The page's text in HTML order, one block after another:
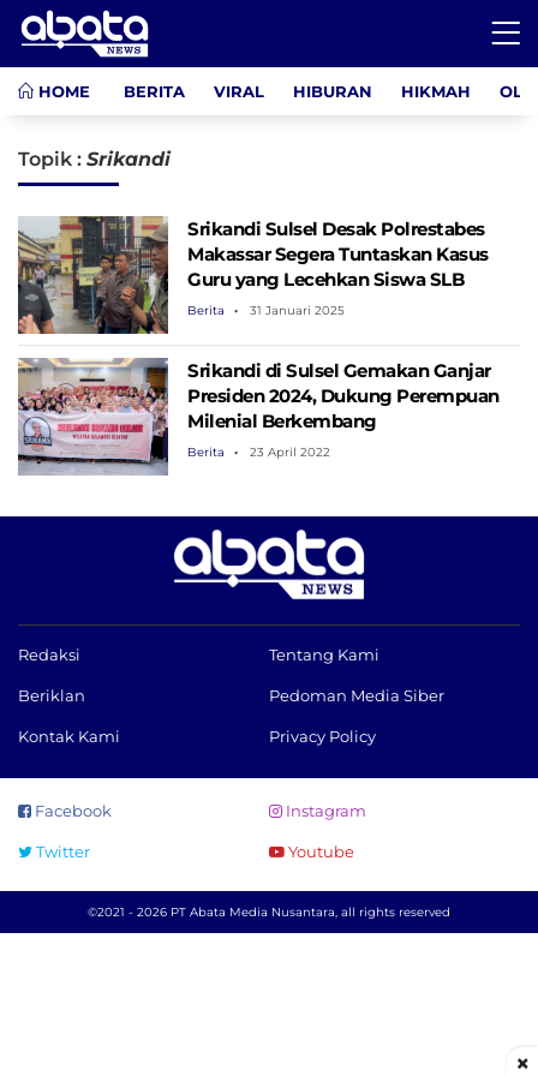
HOME BERITA VIRAL HIBURAN HIKMAH
Topik : Srikandi
Srikandi Sulsel Desak Polrestabes
Makassar Segera Tuntaskan Kasus
Guru yang Lecehkan Siswa SLB
Berita 31 Januari 2025
Srikandi di Sulsel Gemakan Ganjar
Presiden 2024, Dukung Perempuan
Milenial Berkembang
Berita 23 April 2022
Redaksi Tentang Kami
Beriklan Pedoman Media Siber
Kontak Kami Privacy Policy
Facebook Instagram
Twitter Youtube
©2021 - 2026 PT Abata Media Nusantara, all rights reserved
×